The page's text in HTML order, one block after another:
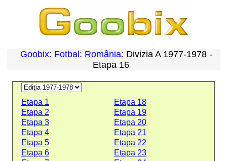
Goobix: Fotbal : România: Divizia A 1977-1978 -
Etapa 16
Etapa 1
Etapa 18
Etapa 2
Etapa 19
Etapa 3
Etapa 20
Etapa 4
Etapa 21
Etapa 5
Etapa 22
Etapa 6
Etapa 23